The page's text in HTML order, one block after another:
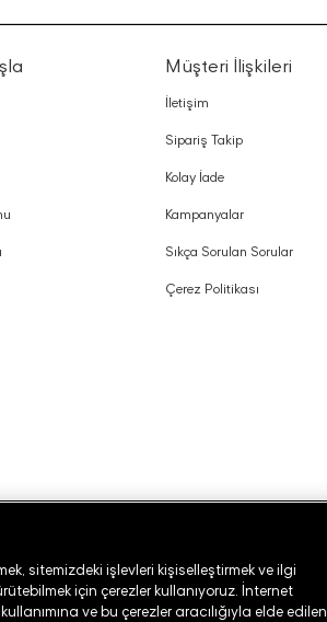
Müşteri İlişkileri
İletişim
Sipariş Takip
Kolay İade
Kampanyalar
Sıkça Sorulan Sorular
Çerez Politikası
sitemizdeki işlevleri kişiselleştirmek ve ilgi
için çerezler kullanıyoruz. İnternet
ve bu çerezler aracılığıyla elde edilen